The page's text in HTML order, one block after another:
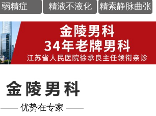
弱精症 精液不液化 精索静脉曲张
—— 优势在专家 ——